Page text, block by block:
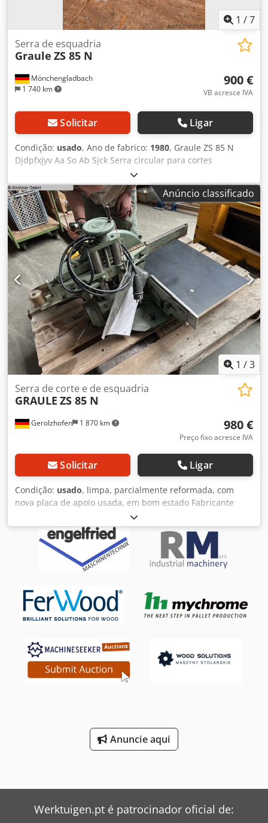
1 /7
Mönchengladbach
1 740 km
Serra de esquadria
Graule ZS 85 N
900 €
VB acresce IVA
Solicitar Ligar
Condição: usado, Ano de fabrico: 1980, Graule ZS 85 N
Djdpfxjyv Aa So Ab Sjck Serra circular para cortes
transversais e em esquadria, inclinável ~ Ano de
fabricação 1980 400 Volts trifásico, 2 kW Diâmetro da
lâmina 350 mm, furo 30 mm Altura de corte 85 mm,
Comprimento de corte 380 mm a 90° Comprimento de
corte 270 mm a 45° Bocal de extração D = 100 mm
Anúncio classificado
1 /3
Gerolzhofen 1 870 km
Serra de corte e de esquadria
GRAULE ZS 85 N
980 €
Preço fixo acresce IVA
Solicitar Ligar
Condição: usado, limpa, parcialmente reformada, com
nova placa de apoio usada, em bom estado Fabricante
Graule Tipo ZS 85 N Certificação GS Motor 2,5 kW 220 V
Altura de corte aprox. 85 mm Comprimento de corte aprox.
350 mm Diâmetro da lâmina aprox. 300 mm Giratório à
direita Giratório à esquerda Inclinável até 45° Dsdpow En
Igjfx Ab Sock Local de armazenamento: 97447 Gerolzhofen,
conforme inspecionada, sem garantia nem
responsabilidade
Anuncie aqui
Werktuigen.pt é patrocinador oficial de: